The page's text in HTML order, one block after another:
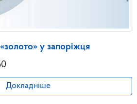
у запоріжця
Докладніше